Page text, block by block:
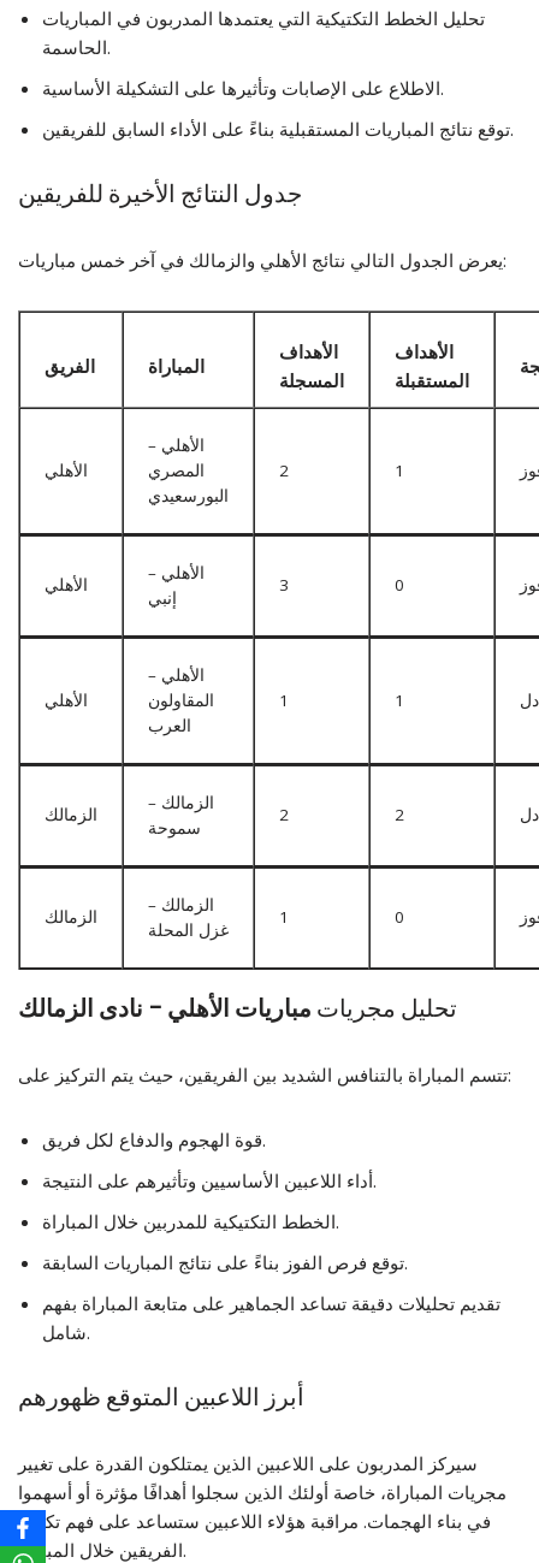
تحليل الخطط التكتيكية التي يعتمدها المدربون في المباريات
الحاسمة.
الاطلاع على الإصابات وتأثيرها على التشكيلة الأساسية.
توقع نتائج المباريات المستقبلية بناءً على الأداء السابق للفريقين.
جدول النتائج الأخيرة للفريقين
يعرض الجدول التالي نتائج الأهلي والزمالك في آخر خمس مباريات:
الفريق المباراة
الأهداف
المسجلة
الأهداف
المستقبلة
الأهلي
الأهلي –
المصري
البورسعيدي
2 1
الأهلي
الأهلي –
إنبي
3 0
الأهلي
الأهلي –
المقاولون
العرب
1 1
الزمالك
الزمالك –
سموحة
2 2
الزمالك
الزمالك –
غزل المحلة
1 0
تحليل مجريات مباريات الأهلي – نادى الزمالك
تتسم المباراة بالتنافس الشديد بين الفريقين، حيث يتم التركيز على:
قوة الهجوم والدفاع لكل فريق.
أداء اللاعبين الأساسيين وتأثيرهم على النتيجة.
الخطط التكتيكية للمدربين خلال المباراة.
توقع فرص الفوز بناءً على نتائج المباريات السابقة.
تقديم تحليلات دقيقة تساعد الجماهير على متابعة المباراة بفهم
شامل.
أبرز اللاعبين المتوقع ظهورهم
سيركز المدربون على اللاعبين الذين يمتلكون القدرة على تغيير
مجريات المباراة، خاصة أولئك الذين سجلوا أهدافًا مؤثرة أو أسهموا
في بناء الهجمات. مراقبة هؤلاء اللاعبين ستساعد على فهم تكتيك
الفريقين خلال المباراة.